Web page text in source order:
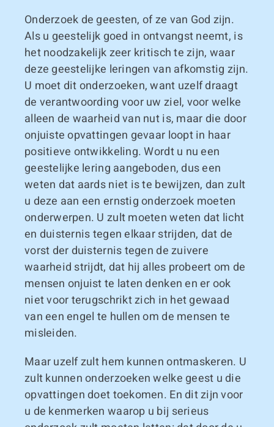
Onderzoek de geesten, of ze van God zijn.
Als u geestelijk goed in ontvangst neemt, is
het noodzakelijk zeer kritisch te zijn, waar
deze geestelijke leringen van afkomstig zijn.
U moet dit onderzoeken, want uzelf draagt
de verantwoording voor uw ziel, voor welke
alleen de waarheid van nut is, maar die door
onjuiste opvattingen gevaar loopt in haar
positieve ontwikkeling. Wordt u nu een
geestelijke lering aangeboden, dus een
weten dat aards niet is te bewijzen, dan zult
u deze aan een ernstig onderzoek moeten
onderwerpen. U zult moeten weten dat licht
en duisternis tegen elkaar strijden, dat de
vorst der duisternis tegen de zuivere
waarheid strijdt, dat hij alles probeert om de
mensen onjuist te laten denken en er ook
niet voor terugschrikt zich in het gewaad
van een engel te hullen om de mensen te
misleiden.
Maar uzelf zult hem kunnen ontmaskeren. U
zult kunnen onderzoeken welke geest u die
opvattingen doet toekomen. En dit zijn voor
u de kenmerken waarop u bij serieus